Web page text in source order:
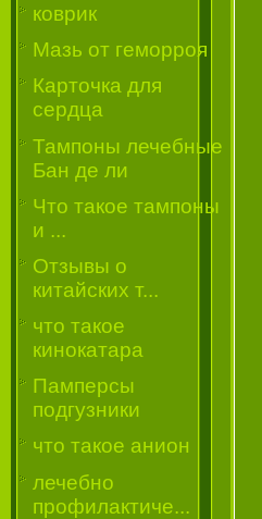
коврик
Мазь от геморроя
Карточка для
сердца
Тампоны лечебные
Бан де ли
Что такое тампоны
и ...
Отзывы о
китайских т...
что такое
кинокатара
Памперсы
подгузники
что такое анион
лечебно
профилактиче...